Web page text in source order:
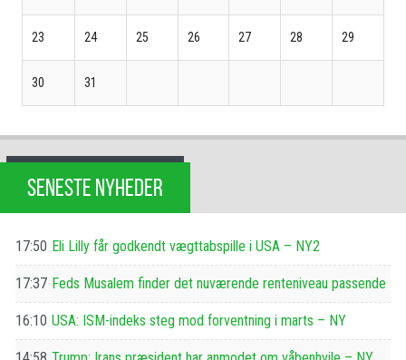
23 24 25 26 27 28 29
30 31
SENESTE NYHEDER
17:50 Eli Lilly får godkendt vægttabspille i USA – NY2
17:37 Feds Musalem finder det nuværende renteniveau passende
16:10 USA: ISM-indeks steg mod forventning i marts – NY